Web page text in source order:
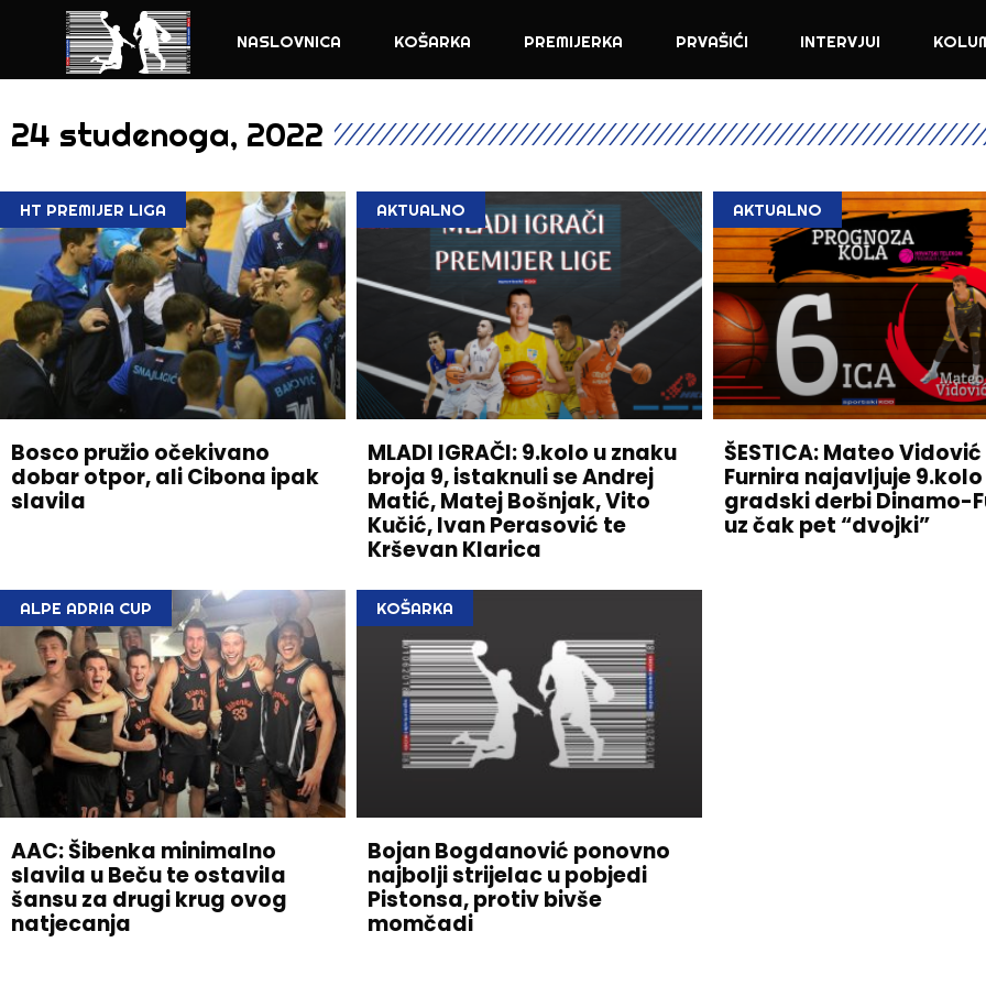
NASLOVNICA KOŠARKA PREMIJERKA PRVAŠIĆI INTERVJUI
24 studenoga, 2022
HT PREMIJER LIGA
Bosco pružio očekivano
dobar otpor, ali Cibona ipak
slavila
AKTUALNO
MLADI IGRAČI: 9.kolo u znaku
broja 9, istaknuli se Andrej
Matić, Matej Bošnjak, Vito
Kučić, Ivan Perasović te
Krševan Klarica
AKTUALNO
ŠESTICA: Mateo Vidović
Furnira najavljuje 9.kolo
gradski derbi Dinamo-
uz čak pet “dvojki”
ALPE ADRIA CUP
AAC: Šibenka minimalno
slavila u Beču te ostavila
šansu za drugi krug ovog
natjecanja
KOŠARKA
Bojan Bogdanović ponovno
najbolji strijelac u pobjedi
Pistonsa, protiv bivše
momčadi